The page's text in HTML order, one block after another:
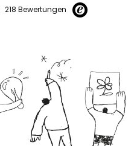
218 Bewertungen